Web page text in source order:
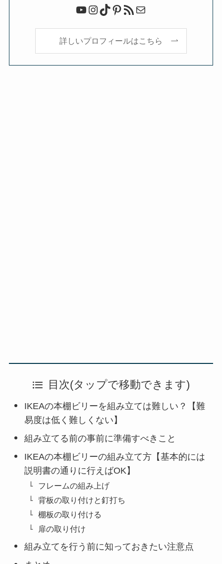
YouTube Instagram TikTok Pinterest RSS フィードメール
詳しいプロフィールはこちら
目次(タップで移動できます)
IKEAの本棚ビリーを組み立ては難しい？【難
易度は低く難しくない】
組み立てる前の事前に準備すべきこと
IKEAの本棚ビリーの組み立て方【基本的には
説明書の通りに行えばOK】
フレームの組み上げ
背板の取り付けと釘打ち
棚板の取り付ける
扉の取り付け
組み立てを行う前に知っておきたい注意点